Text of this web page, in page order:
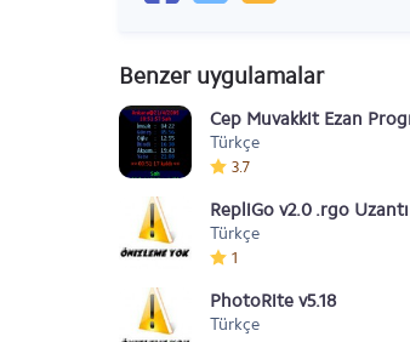
Benzer uygulamalar
Cep Muvakkit Ezan
Türkçe
3.7
RepliGo v2.0 .rgo
Türkçe
1
PhotoRite v5.18
Türkçe